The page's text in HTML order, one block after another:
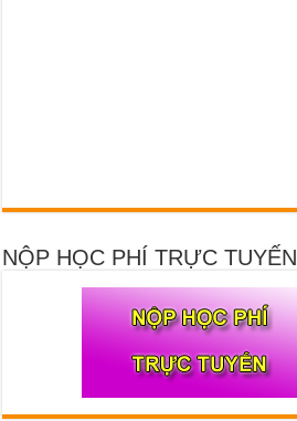
NỘP HỌC PHÍ TRỰC TUYẾN